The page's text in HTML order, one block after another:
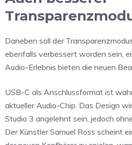
Daneben soll der
ebenfalls verbessert worden sein,
Audio-Erlebnis bieten die neuen
USB-C als Anschlussformat ist
aktueller Audio-Chip. Das Design
Studio 3 angelehnt sein, jedoch
Der Künstler Samuel Ross scheint